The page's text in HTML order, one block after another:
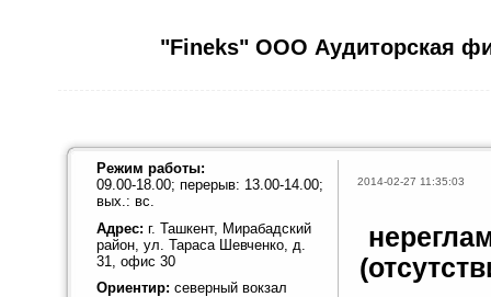
"Fineks" ООО Аудиторская
Режим работы:
09.00-18.00; перерыв: 13.00-14.00;
вых.: вс.
Адрес: г. Ташкент, Мирабадский
район, ул. Тараса Шевченко, д.
31, офис 30
Ориентир: северный вокзал
2014-02-27 11:35:03